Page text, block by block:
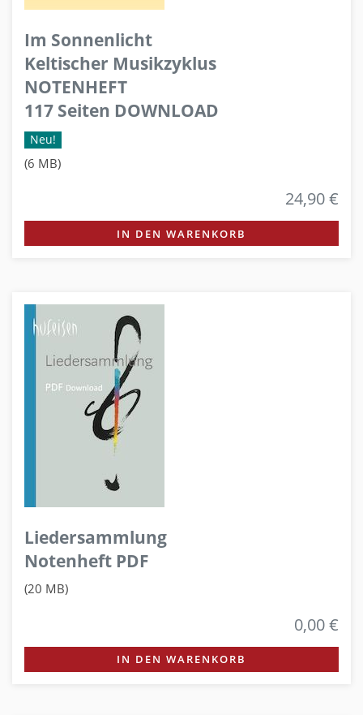
Im Sonnenlicht
Keltischer Musikzyklus
NOTENHEFT
117 Seiten DOWNLOAD
Neu!
(6 MB)
24,90 €
IN DEN WARENKORB
Liedersammlung
Notenheft PDF
(20 MB)
0,00 €
IN DEN WARENKORB